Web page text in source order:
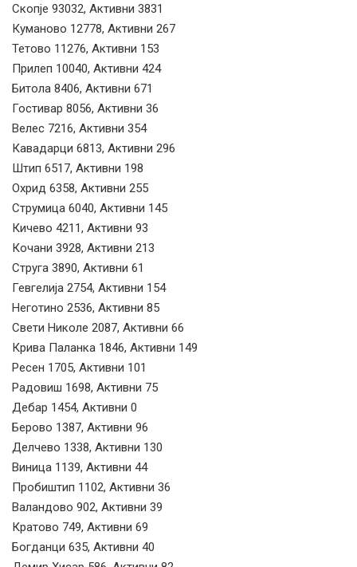
Скопје 93032, Активни 3831
Куманово 12778, Активни 267
Тетово 11276, Активни 153
Прилеп 10040, Активни 424
Битола 8406, Активни 671
Гостивар 8056, Активни 36
Велес 7216, Активни 354
Кавадарци 6813, Активни 296
Штип 6517, Активни 198
Охрид 6358, Активни 255
Струмица 6040, Активни 145
Кичево 4211, Активни 93
Кочани 3928, Активни 213
Струга 3890, Активни 61
Гевгелија 2754, Активни 154
Неготино 2536, Активни 85
Свети Николе 2087, Активни 66
Крива Паланка 1846, Активни 149
Ресен 1705, Активни 101
Радовиш 1698, Активни 75
Дебар 1454, Активни 0
Берово 1387, Активни 96
Делчево 1338, Активни 130
Виница 1139, Активни 44
Пробиштип 1102, Активни 36
Валандово 902, Активни 39
Кратово 749, Активни 69
Богданци 635, Активни 40